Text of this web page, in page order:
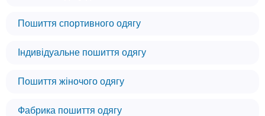
Пошиття спортивного одягу
Індивідуальне пошиття одягу
Пошиття жіночого одягу
Фабрика пошиття одягу